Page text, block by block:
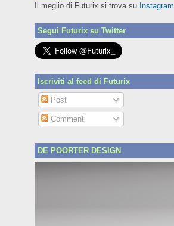
Il meglio di Futurix si trova su Instagram
Segui Futurix su Twitter
Iscriviti al feed di Futurix
Post
Commenti
DE POORTER DESIGN